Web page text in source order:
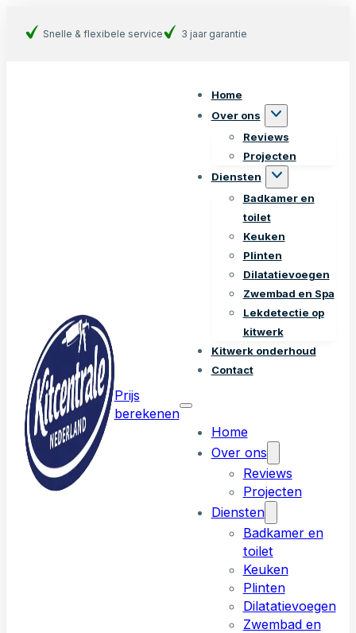
Snelle & flexibele service 3 jaar garantie
Home
Over ons
Reviews
Projecten
Diensten
Badkamer en
toilet
Keuken
Plinten
Dilatatievoegen
Zwembad en Spa
Lekdetectie op
kitwerk
Kitwerk onderhoud
Contact
Home
Over ons
Reviews
Projecten
Diensten
Badkamer en
toilet
Keuken
Plinten
Dilatatievoegen
Zwembad en
Prijs
berekenen